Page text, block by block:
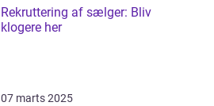
Rekruttering af sælger: Bliv
klogere her
07 marts 2025